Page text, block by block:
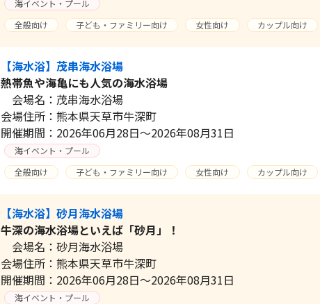
海イベント・プール
全般向け
子ども・ファミリー向け 女性向け カップル向け
【海水浴】茂串海水浴場
熱帯魚や海亀にも人気の海水浴場
会場名：茂串海水浴場
会場住所：熊本県天草市牛深町
開催期間：2026年06月28日～2026年08月31日
海イベント・プール
全般向け
子ども・ファミリー向け 女性向け カップル向け
【海水浴】砂月海水浴場
牛深の海水浴場といえば「砂月」！
会場名：砂月海水浴場
会場住所：熊本県天草市牛深町
開催期間：2026年06月28日～2026年08月31日
海イベント・プール